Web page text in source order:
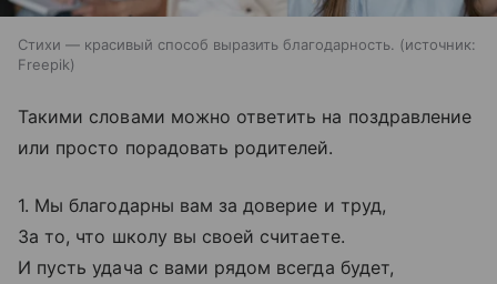
Стихи — красивый способ выразить благодарность.
источник:
Freepik
Такими словами можно ответить на поздравление
или просто порадовать родителей.
1. Мы благодарны вам за доверие и труд,
За то, что школу вы своей считаете.
И пусть удача с вами рядом всегда будет,